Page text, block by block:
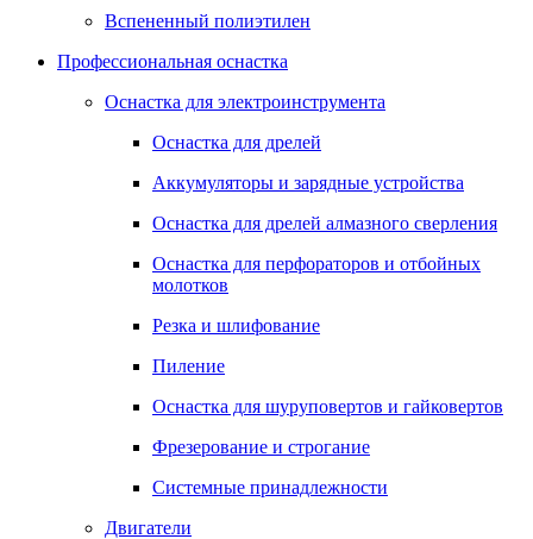
Вспененный полиэтилен
Профессиональная оснастка
Оснастка для электроинструмента
Оснастка для дрелей
Аккумуляторы и зарядные устройства
Оснастка для дрелей алмазного сверления
Оснастка для перфораторов и отбойных
молотков
Резка и шлифование
Пиление
Оснастка для шуруповертов и гайковертов
Фрезерование и строгание
Системные принадлежности
Двигатели